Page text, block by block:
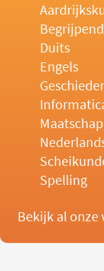
Duits
Engels
Spelling
Bekijk al onze